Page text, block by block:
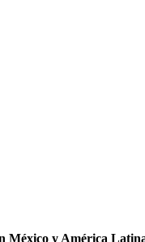
y América